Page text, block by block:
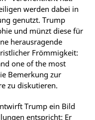
werden dabei in
genutzt. Trump
und münzt diese für
herausragende
Frömmigkeit:
one of the most
Bemerkung zur
zu diskutieren.
Trump ein Bild
entspricht: Er